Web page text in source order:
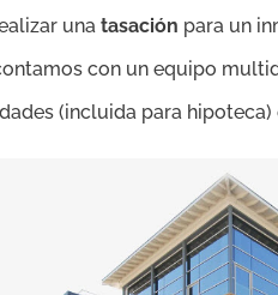
una tasación para un
con un equipo
(incluida para